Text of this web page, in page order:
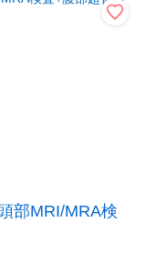
部MRI/MRA検